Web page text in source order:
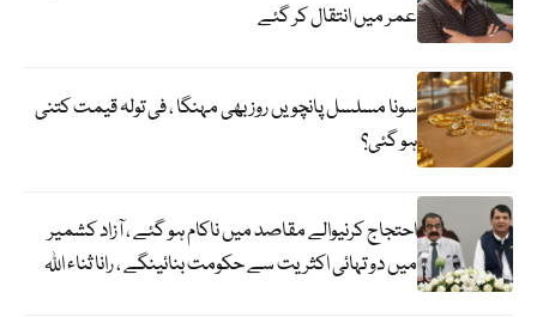
عمر میں انتقال کر گئے
سونا مسلسل پانچویں روز بھی مہنگا ، فی تولہ قیمت کتنی
ہو گئی؟
احتجاج کرنیوالے مقاصد میں ناکام ہو گئے ، آزاد کشمیر
میں دو تہائی اکثریت سے حکومت بنائینگے ، رانا ثناء اللہ